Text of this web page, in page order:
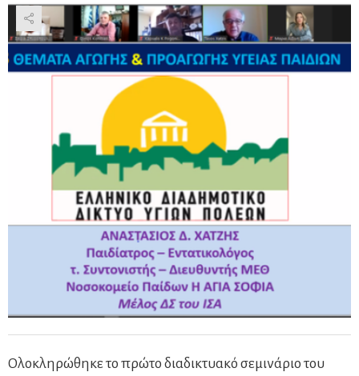
Ολοκληρώθηκε το πρώτο διαδικτυακό σεμινάριο του